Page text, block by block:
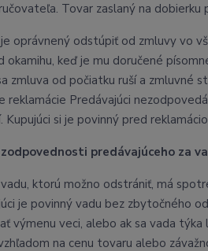
Tovar zaslaný na
je oprávnený odstúpiť od zmluvy vo
okamihu, keď je mu doručené
zmluva od počiatku ruší a zmluvné
reklamácie Predávajúci
Kupujúci si je povinný pred
zodpovednosti predávajúceho za
ktorú možno odstrániť, má
je povinný vadu bez zbytočného
výmenu veci, alebo ak sa vada
na cenu tovaru alebo